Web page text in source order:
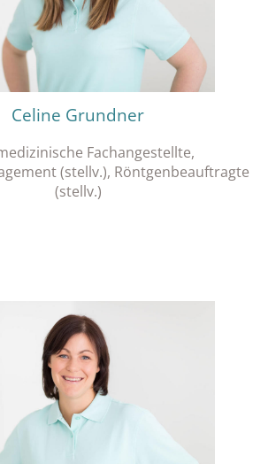
Celine Grundner
Fachangestellte,
(stellv.), Röntgenbeauftragte
(stellv.)